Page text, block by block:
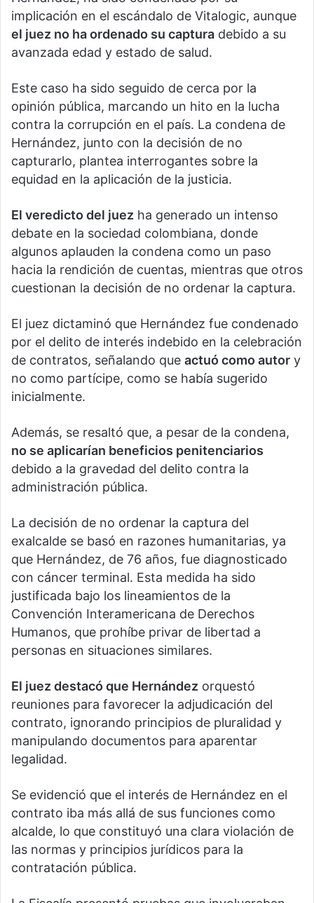
implicación en el escándalo de Vitalogic, aunque
el juez no ha ordenado su captura debido a su
avanzada edad y estado de salud.
Este caso ha sido seguido de cerca por la
opinión pública, marcando un hito en la lucha
contra la corrupción en el país. La condena de
Hernández, junto con la decisión de no
capturarlo, plantea interrogantes sobre la
equidad en la aplicación de la justicia.
El veredicto del juez ha generado un intenso
debate en la sociedad colombiana, donde
algunos aplauden la condena como un paso
hacia la rendición de cuentas, mientras que otros
cuestionan la decisión de no ordenar la captura.
El juez dictaminó que Hernández fue condenado
por el delito de interés indebido en la celebración
de contratos, señalando que actuó como autor y
no como partícipe, como se había sugerido
inicialmente.
Además, se resaltó que, a pesar de la condena,
no se aplicarían beneficios penitenciarios
debido a la gravedad del delito contra la
administración pública.
La decisión de no ordenar la captura del
exalcalde se basó en razones humanitarias, ya
que Hernández, de 76 años, fue diagnosticado
con cáncer terminal. Esta medida ha sido
justificada bajo los lineamientos de la
Convención Interamericana de Derechos
Humanos, que prohíbe privar de libertad a
personas en situaciones similares.
El juez destacó que Hernández orquestó
reuniones para favorecer la adjudicación del
contrato, ignorando principios de pluralidad y
manipulando documentos para aparentar
legalidad.
Se evidenció que el interés de Hernández en el
contrato iba más allá de sus funciones como
alcalde, lo que constituyó una clara violación de
las normas y principios jurídicos para la
contratación pública.